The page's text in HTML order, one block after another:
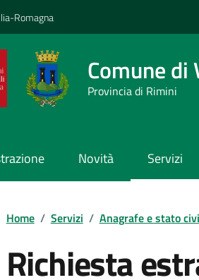
Romagna
Comune di
Provincia di Rimini
Novità Servizi
Home / Servizi / Anagrafe e stato
Richiesta